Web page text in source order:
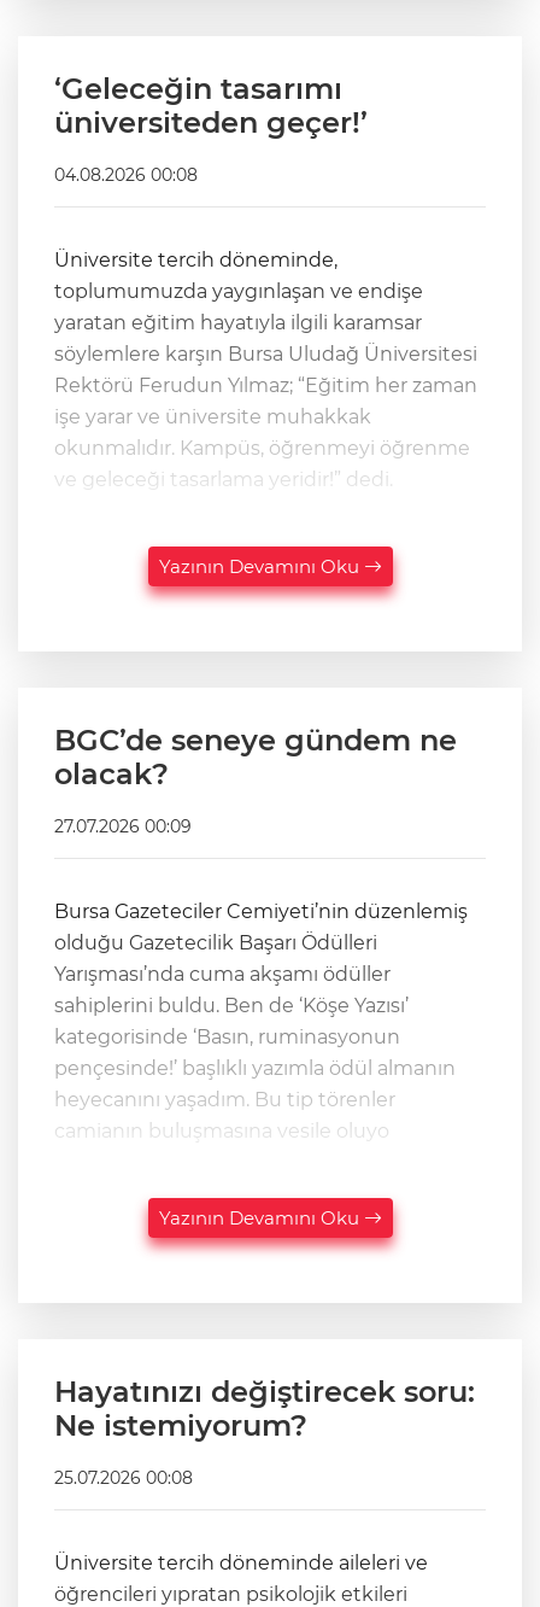
‘Geleceğin tasarımı
üniversiteden geçer!’
04.08.2026 00:08
Üniversite tercih döneminde,
toplumumuzda yaygınlaşan ve endişe
yaratan eğitim hayatıyla ilgili karamsar
söylemlere karşın Bursa Uludağ Üniversitesi
Rektörü Ferudun Yılmaz; “Eğitim her zaman
işe yarar ve üniversite muhakkak
okunmalıdır. Kampüs, öğrenmeyi öğrenme
ve geleceği tasarlama yeridir!” dedi.
Yazının Devamını Oku
BGC’de seneye gündem ne
olacak?
27.07.2026 00:09
Bursa Gazeteciler Cemiyeti’nin düzenlemiş
olduğu Gazetecilik Başarı Ödülleri
Yarışması’nda cuma akşamı ödüller
sahiplerini buldu. Ben de ‘Köşe Yazısı’
kategorisinde ‘Basın, ruminasyonun
pençesinde!’ başlıklı yazımla ödül almanın
heyecanını yaşadım. Bu tip törenler
camianın buluşmasına vesile oluyo
Yazının Devamını Oku
Hayatınızı değiştirecek soru:
Ne istemiyorum?
25.07.2026 00:08
Üniversite tercih döneminde aileleri ve
öğrencileri yıpratan psikolojik etkileri